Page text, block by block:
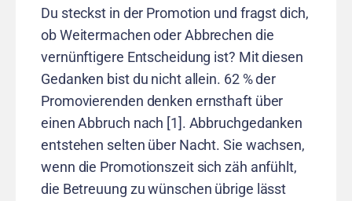
Du steckst in der Promotion und fragst dich,
ob Weitermachen oder Abbrechen die
vernünftigere Entscheidung ist? Mit diesen
Gedanken bist du nicht allein. 62 % der
Promovierenden denken ernsthaft über
einen Abbruch nach [1]. Abbruchgedanken
entstehen selten über Nacht. Sie wachsen,
wenn die Promotionszeit sich zäh anfühlt,
die Betreuung zu wünschen übrige lässt